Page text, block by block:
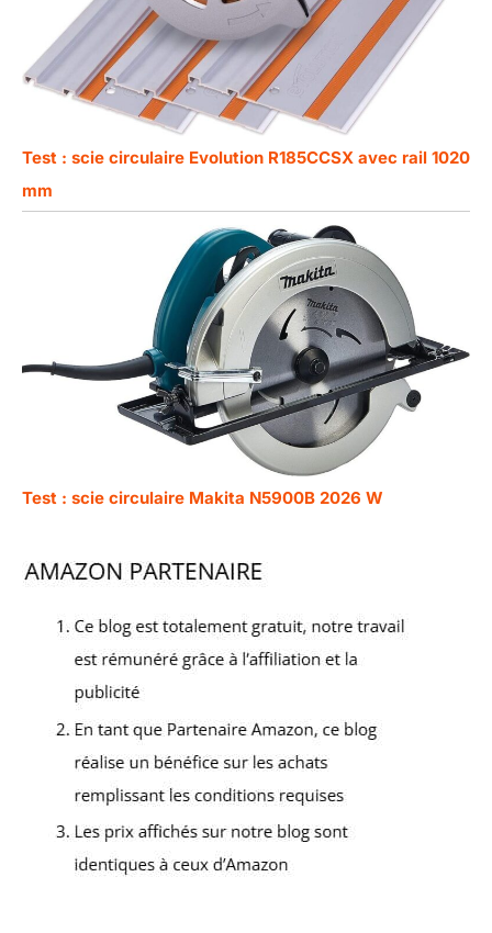
Test : scie circulaire Evolution R185CCSX avec rail 1020
mm
Test : scie circulaire Makita N5900B 2026 W